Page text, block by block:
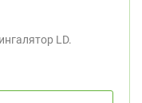
LD.